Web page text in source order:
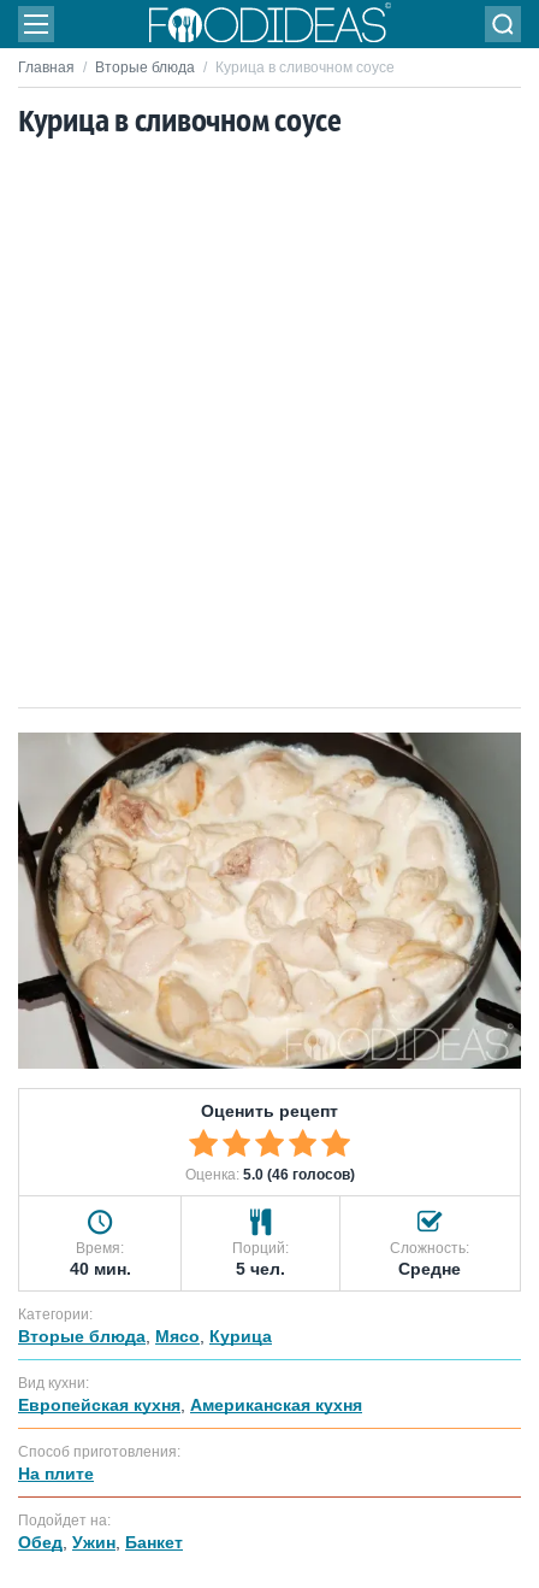
Главная / Вторые блюда / Курица в сливочном соусе
Курица в сливочном соусе
Оценить рецепт
Оценка: 5.0 (46 голосов)
Время:
40 мин.
Порций:
5 чел.
Сложность:
Средне
Категории:
Вторые блюда Мясо Курица
Вид кухни:
Европейская кухня Американская кухня
Способ приготовления:
На плите
Подойдет на:
Обед Ужин Банкет